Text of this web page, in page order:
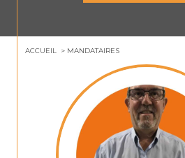
ACCUEIL MANDATAIRES